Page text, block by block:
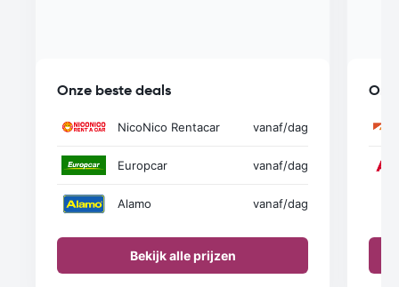
Onze beste deals
NicoNico Rentacar vanaf/dag
Europcar vanaf/dag
Alamo vanaf/dag
Bekijk alle prijzen